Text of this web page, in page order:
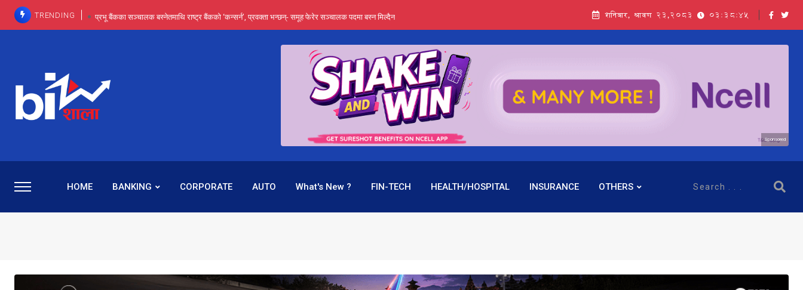
TRENDING प्रभू बैंकका सञ्चालक बस्नेतमाथि राष्ट्र बैंकको ‘कन्सर्न’, प्रवक्ता भन्छन्- समूह फेरेर सञ्चालक पदमा बस्न मिल्दैन
प्रभू बैंकमा सेञ्चुरीबाट आएका कर्मचारीमाथि हदैसम्मको विभेदः एउटै पदमा दुई थरि तलब, वर्षमै ९२ हजार घाटा !
कमाइमा गरिमाको दमदार छलाङ, सेयरधनीलाई २० प्रतिशत लाभांश दिने क्षमता
प्रभु बैंकमा रमिता : सर्वसाधारणबाट छिरेका बस्नेत संस्थापक बनेर निरन्तर, राष्ट्र बैंक किन मौन ?
शनिबार, श्रावण २३,२०८३ 03:38:46
Sponsored
HOME BANKING CORPORATE AUTO What's New ? FIN-TECH HEALTH/HOSPITAL INSURANCE OTHERS